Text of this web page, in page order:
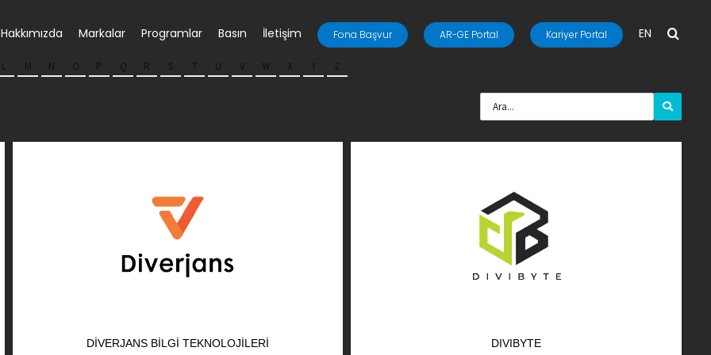
Hakkımızda Markalar Programlar Basın İletişim Fona Başvur AR-GE Portal Kariyer Portal EN
L M N O P Q R S T U V W X Y Z
DIVERJANS BILGI TEKNOLOJILERI DIVIBYTE